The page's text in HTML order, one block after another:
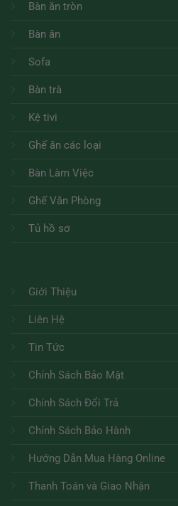
Bàn ăn tròn
Bàn ăn
Sofa
Bàn trà
Kệ tivi
Ghế ăn các loại
Bàn Làm Việc
Ghế Văn Phòng
Tủ hồ sơ
Giới Thiệu
Liên Hệ
Tin Tức
Chính Sách Bảo Mật
Chính Sách Đổi Trả
Chính Sách Bảo Hành
Hướng Dẫn Mua Hàng Online
Thanh Toán và Giao Nhận